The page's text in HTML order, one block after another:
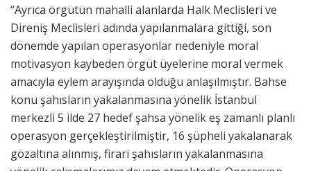
“Ayrıca örgütün mahalli alanlarda Halk Meclisleri ve
Direniş Meclisleri adında yapılanmalara gittiği, son
dönemde yapılan operasyonlar nedeniyle moral
motivasyon kaybeden örgüt üyelerine moral vermek
amacıyla eylem arayışında olduğu anlaşılmıştır. Bahse
konu şahısların yakalanmasına yönelik İstanbul
merkezli 5 ilde 27 hedef şahsa yönelik eş zamanlı planlı
operasyon gerçekleştirilmiştir, 16 şüpheli yakalanarak
gözaltına alınmış, firari şahısların yakalanmasına